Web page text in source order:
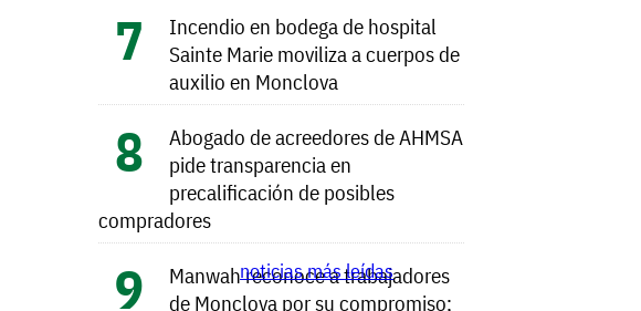
Incendio en bodega de hospital
Sainte Marie moviliza a cuerpos de
auxilio en Monclova
Abogado de acreedores de AHMSA
pide transparencia en
precalificación de posibles
compradores
Manwah reconoce a trabajadores
de Monclova por su compromiso;
noticias más leídas